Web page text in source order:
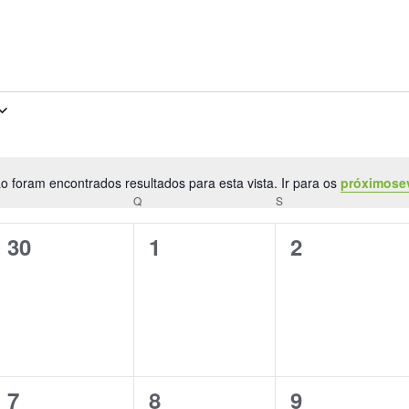
Aviso
foram encontrados resultados para esta vista. Ir para os
Q S
0
30
0
1
0
2
0
7
0
8
0
9